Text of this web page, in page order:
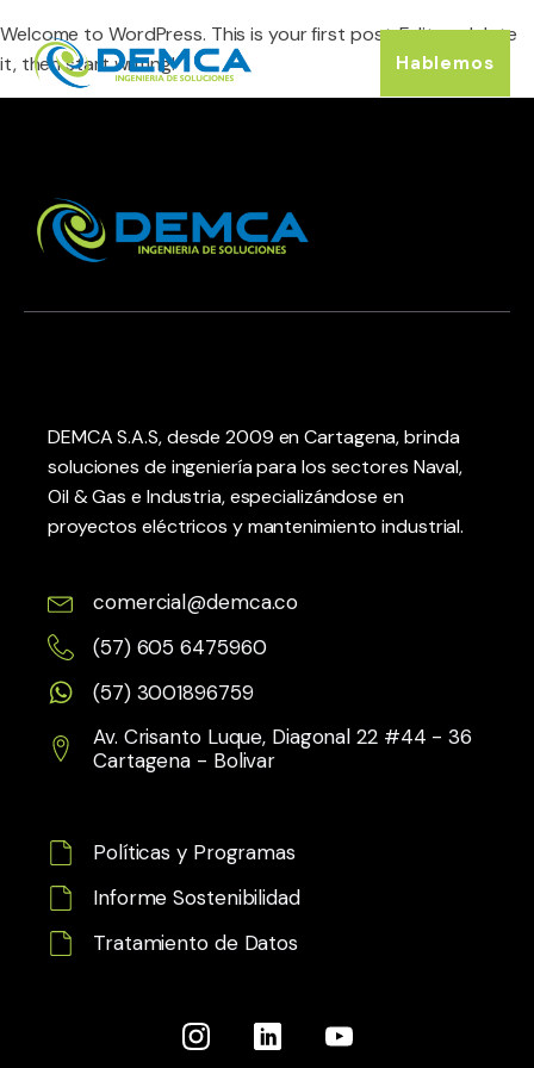
Hablemos
Welcome to WordPress. This is your first post. Edit or delete
it, then start writing!
DEMCA S.A.S, desde 2009 en Cartagena, brinda
soluciones de ingeniería para los sectores Naval,
Oil & Gas e Industria, especializándose en
proyectos eléctricos y mantenimiento industrial.
comercial@demca.co
(57) 605 6475960
(57) 3001896759
Av. Crisanto Luque, Diagonal 22 #44 - 36
Cartagena - Bolivar
Políticas y Programas
Informe Sostenibilidad
Tratamiento de Datos